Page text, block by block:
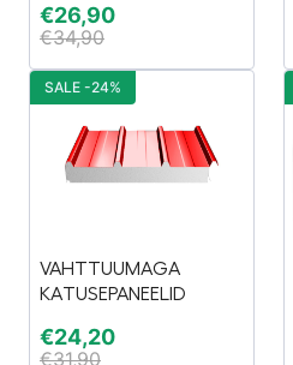
€26,90
€34,90
VAHTTUUMAGA
KATUSEPANEELID
€24,20
€31,90
SALE -24%